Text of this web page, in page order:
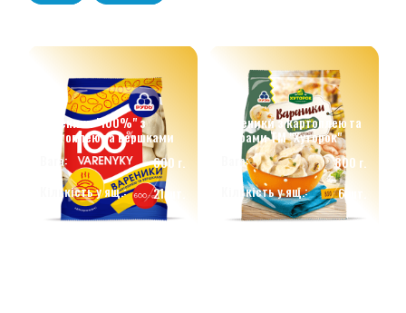
Вареники "100%" з
картоплею та вершками
Вага:
600 г.
Кількість у ящ.:
21 шт.
Вареники з картоплею та
грибами ТМ "Хуторок"
Вага:
800 г.
Кількість у ящ.:
6 шт.